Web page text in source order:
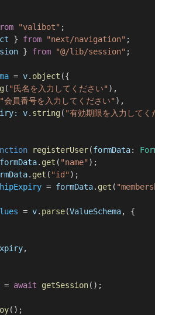
"valibot" ;
} from "next/navigation" ;
} from "@/lib/session" ;
= v. object ({
( "氏名を入力してください" ),
"会員番号を入力してください" ),
v. string( "有効期限を入力してくだ
registerUser(formData:
formData. get ( "name" );
. get ( "id" );
= formData. get (
= v. parse(ValueSchema, {
,
= await getSession();
();